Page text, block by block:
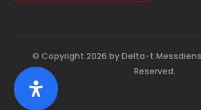
© Copyright 2026 by Delta-t
Reserved.